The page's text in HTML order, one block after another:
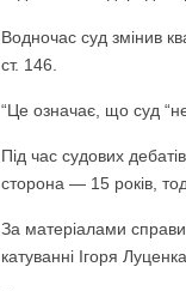
Водночас суд змінив
ст. 146.
“Це означає, що суд “не
Під час судових
сторона — 15 років,
За матеріалами
катуванні Ігоря